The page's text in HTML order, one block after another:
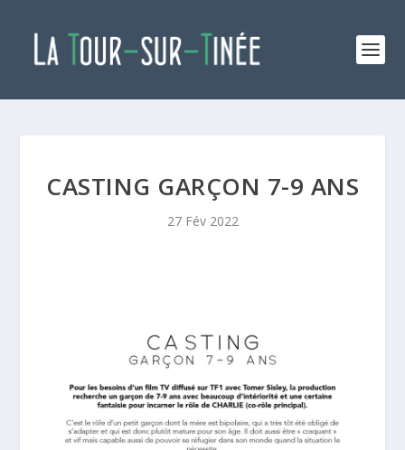
CASTING GARÇON 7-9 ANS
27 Fév 2022